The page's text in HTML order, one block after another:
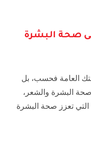
صحة البشرة
العامة فحسب، بل
البشرة والشعر،
التي تعزز صحة البشرة